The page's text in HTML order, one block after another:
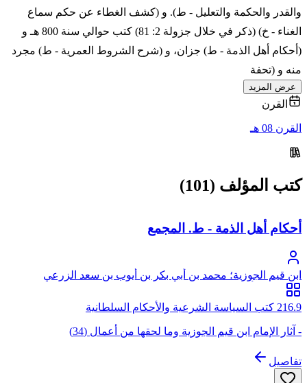
والقدر والحكمة والتعليل - ط). و (كشف الغطاء عن حكم سماع
الغناء - خ) (ذكر في خلال جزولة 2: 81) كتب حوالي سنة 800 هـ و
(أحكام أهل الذمة - ط) جزان، و (شرح الشروط العمرية - ط) مجرد
منه و (تحفة
عرض المزيد
القرن
القرن 08 هـ
كتب المؤلف (101)
أحكام أهل الذمة - ط. المجمع
ابن قيم الجوزية؛ محمد بن أبي بكر بن أيوب بن سعد الزرعي
الدمشقي، أبو عبد الله، شمس الدين
216.9 كتب السياسة الشرعية والأحكام السلطانية
- آثار الإمام ابن قيم الجوزية وما لحقها من أعمال (34)
تفاصيل